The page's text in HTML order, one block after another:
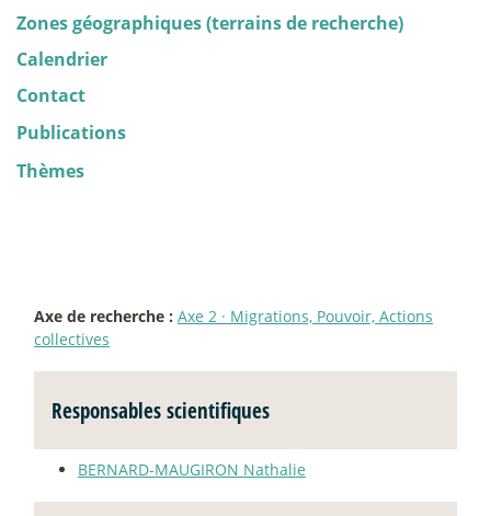
Zones géographiques (terrains de recherche)
Calendrier
Contact
Publications
Thèmes
Axe de recherche : Axe 2 · Migrations, Pouvoir, Actions
collectives
Responsables scientifiques
BERNARD-MAUGIRON Nathalie